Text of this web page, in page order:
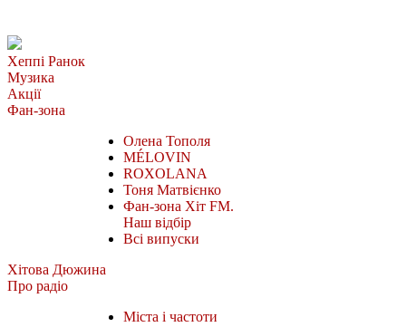
Хеппі Ранок
Музика
Акції
Фан-зона
Олена Тополя
MÉLOVIN
ROXOLANA
Тоня Матвієнко
Фан-зона Хіт FM.
Наш відбір
Всі випуски
Хітова Дюжина
Про радіо
Міста і частоти